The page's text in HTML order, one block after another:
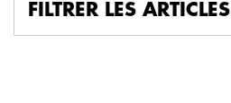
FILTRER LES ARTICLES